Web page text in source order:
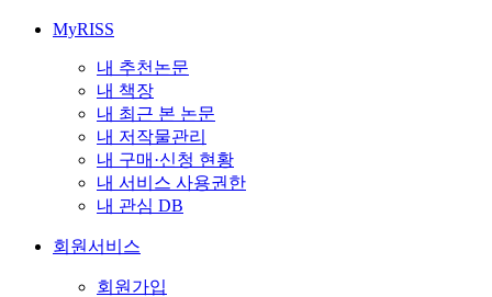
MyRISS
내 추천논문
내 책장
내 최근 본 논문
내 저작물관리
내 구매·신청 현황
내 서비스 사용권한
내 관심 DB
회원서비스
회원가입